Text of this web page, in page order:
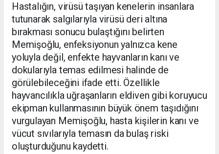
Hastalığın, virüsü taşıyan kenelerin insanlara
tutunarak salgılarıyla virüsü deri altına
bırakması sonucu bulaştığını belirten
Memişoğlu, enfeksiyonun yalnızca kene
yoluyla değil, enfekte hayvanların kanı ve
dokularıyla temas edilmesi halinde de
görülebileceğini ifade etti. Özellikle
hayvancılıkla uğraşanların eldiven gibi koruyucu
ekipman kullanmasının büyük önem taşıdığını
vurgulayan Memişoğlu, hasta kişilerin kanı ve
vücut sıvılarıyla temasın da bulaş riski
oluşturduğunu kaydetti.